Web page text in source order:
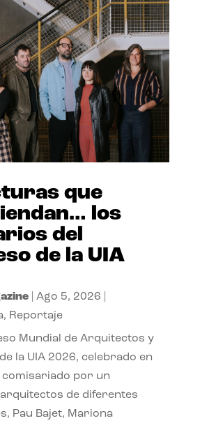
que
los
del
de la UIA
| Ago 5, 2026
, Reportaje
Mundial de Arquitectos y
la UIA 2026, celebrado en
comisariado por un
de diferentes
Pau Bajet, Mariona